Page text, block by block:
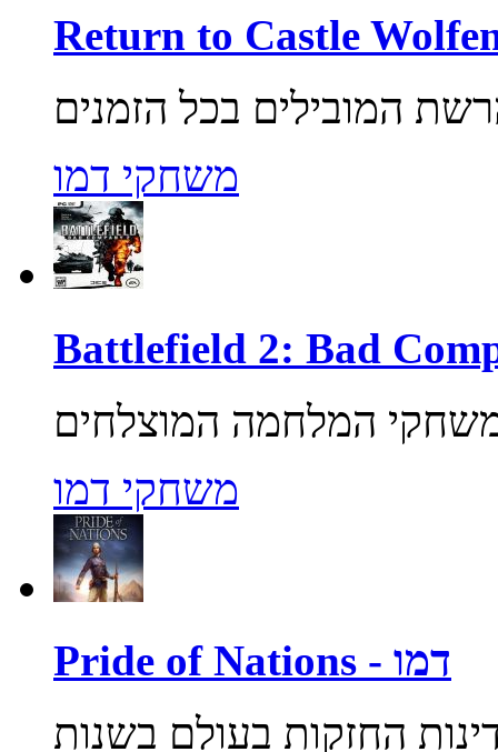
משחקי דמו
משחקי דמו
Pride of Nations - דמו